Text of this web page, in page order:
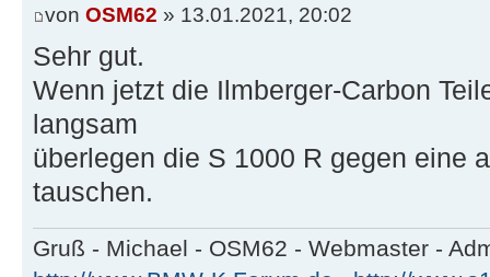
von OSM62 » 13.01.2021, 20:02
Sehr gut.
Wenn jetzt die Ilmberger-Carbon
langsam
überlegen die S 1000 R gegen eine
tauschen.
Gruß - Michael - OSM62 - Webmaster -